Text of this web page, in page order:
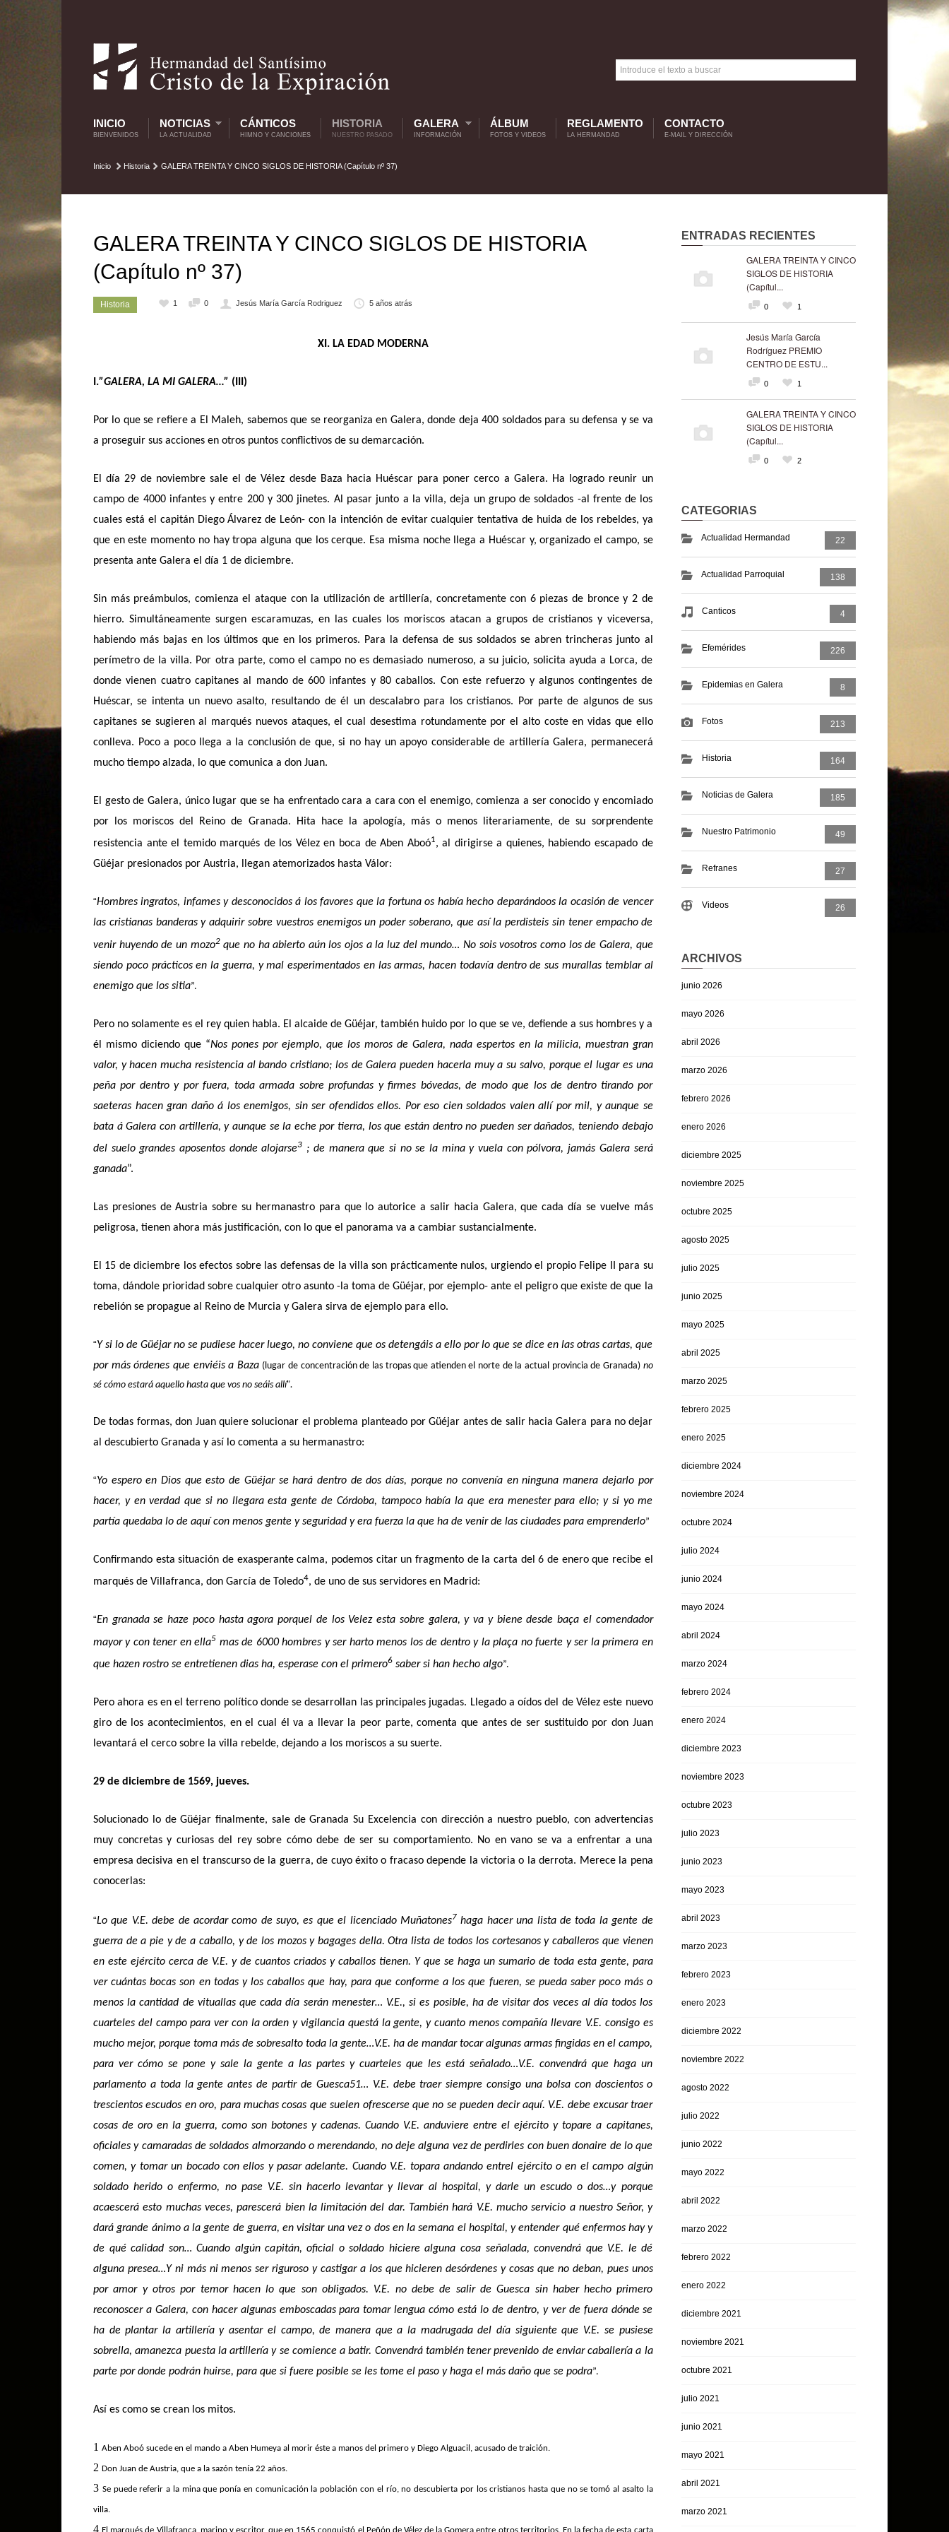
INICIO
BIENVENIDOS
NOTICIAS
LA ACTUALIDAD
CÁNTICOS
HIMNO Y CANCIONES
HISTORIA
NUESTRO PASADO
GALERA
INFORMACIÓN
ÁLBUM
FOTOS Y VIDEOS
REGLAMENTO
LA HERMANDAD
CONTACTO
E-MAIL Y DIRECCIÓN
Inicio Historia GALERA TREINTA Y CINCO SIGLOS DE HISTORIA (Capítulo nº 37)
GALERA TREINTA Y CINCO SIGLOS DE HISTORIA
(Capítulo nº 37)
Historia 1 0 Jesús María García Rodriguez 5 años atrás
XI. LA EDAD MODERNA
I.”GALERA, LA MI GALERA…” (III)
Por lo que se refiere a El Maleh, sabemos que se reorganiza en Galera, donde deja 400 soldados para su defensa y se va
a proseguir sus acciones en otros puntos conflictivos de su demarcación.
El día 29 de noviembre sale el de Vélez desde Baza hacia Huéscar para poner cerco a Galera. Ha logrado reunir un
campo de 4000 infantes y entre 200 y 300 jinetes. Al pasar junto a la villa, deja un grupo de soldados -al frente de los
cuales está el capitán Diego Álvarez de León- con la intención de evitar cualquier tentativa de huida de los rebeldes, ya
que en este momento no hay tropa alguna que los cerque. Esa misma noche llega a Huéscar y, organizado el campo, se
presenta ante Galera el día 1 de diciembre.
Sin más preámbulos, comienza el ataque con la utilización de artillería, concretamente con 6 piezas de bronce y 2 de
hierro. Simultáneamente surgen escaramuzas, en las cuales los moriscos atacan a grupos de cristianos y viceversa,
habiendo más bajas en los últimos que en los primeros. Para la defensa de sus soldados se abren trincheras junto al
perímetro de la villa. Por otra parte, como el campo no es demasiado numeroso, a su juicio, solicita ayuda a Lorca, de
donde vienen cuatro capitanes al mando de 600 infantes y 80 caballos. Con este refuerzo y algunos contingentes de
Huéscar, se intenta un nuevo asalto, resultando de él un descalabro para los cristianos. Por parte de algunos de sus
capitanes se sugieren al marqués nuevos ataques, el cual desestima rotundamente por el alto coste en vidas que ello
conlleva. Poco a poco llega a la conclusión de que, si no hay un apoyo considerable de artillería Galera, permanecerá
mucho tiempo alzada, lo que comunica a don Juan.
El gesto de Galera, único lugar que se ha enfrentado cara a cara con el enemigo, comienza a ser conocido y encomiado
por los moriscos del Reino de Granada. Hita hace la apología, más o menos literariamente, de su sorprendente
resistencia ante el temido marqués de los Vélez en boca de Aben Aboó1, al dirigirse a quienes, habiendo escapado de
Güéjar presionados por Austria, llegan atemorizados hasta Válor:
“Hombres ingratos, infames y desconocidos á los favores que la fortuna os había hecho deparándoos la ocasión de vencer
las cristianas banderas y adquirir sobre vuestros enemigos un poder soberano, que así la perdisteis sin tener empacho de
venir huyendo de un mozo2 que no ha abierto aún los ojos a la luz del mundo… No sois vosotros como los de Galera, que
siendo poco prácticos en la guerra, y mal esperimentados en las armas, hacen todavía dentro de sus murallas temblar al
enemigo que los sitia”.
Pero no solamente es el rey quien habla. El alcaide de Güéjar, también huido por lo que se ve, defiende a sus hombres y a
él mismo diciendo que “Nos pones por ejemplo, que los moros de Galera, nada espertos en la milicia, muestran gran
valor, y hacen mucha resistencia al bando cristiano; los de Galera pueden hacerla muy a su salvo, porque el lugar es una
peña por dentro y por fuera, toda armada sobre profundas y firmes bóvedas, de modo que los de dentro tirando por
saeteras hacen gran daño á los enemigos, sin ser ofendidos ellos. Por eso cien soldados valen allí por mil, y aunque se
bata á Galera con artillería, y aunque se la eche por tierra, los que están dentro no pueden ser dañados, teniendo debajo
del suelo grandes aposentos donde alojarse3 ; de manera que si no se la mina y vuela con pólvora, jamás Galera será
ganada”.
Las presiones de Austria sobre su hermanastro para que lo autorice a salir hacia Galera, que cada día se vuelve más
peligrosa, tienen ahora más justificación, con lo que el panorama va a cambiar sustancialmente.
El 15 de diciembre los efectos sobre las defensas de la villa son prácticamente nulos, urgiendo el propio Felipe II para su
toma, dándole prioridad sobre cualquier otro asunto -la toma de Güéjar, por ejemplo- ante el peligro que existe de que la
rebelión se propague al Reino de Murcia y Galera sirva de ejemplo para ello.
“Y si lo de Güéjar no se pudiese hacer luego, no conviene que os detengáis a ello por lo que se dice en las otras cartas, que
por más órdenes que enviéis a Baza (lugar de concentración de las tropas que atienden el norte de la actual provincia de Granada) no
sé cómo estará aquello hasta que vos no seáis allí”.
De todas formas, don Juan quiere solucionar el problema planteado por Güéjar antes de salir hacia Galera para no dejar
al descubierto Granada y así lo comenta a su hermanastro:
“Yo espero en Dios que esto de Güéjar se hará dentro de dos días, porque no convenía en ninguna manera dejarlo por
hacer, y en verdad que si no llegara esta gente de Córdoba, tampoco había la que era menester para ello; y si yo me
partía quedaba lo de aquí con menos gente y seguridad y era fuerza la que ha de venir de las ciudades para emprenderlo”
Confirmando esta situación de exasperante calma, podemos citar un fragmento de la carta del 6 de enero que recibe el
marqués de Villafranca, don García de Toledo4, de uno de sus servidores en Madrid:
“En granada se haze poco hasta agora porquel de los Velez esta sobre galera, y va y biene desde baça el comendador
mayor y con tener en ella5 mas de 6000 hombres y ser harto menos los de dentro y la plaça no fuerte y ser la primera en
que hazen rostro se entretienen dias ha, esperase con el primero6 saber si han hecho algo”.
Pero ahora es en el terreno político donde se desarrollan las principales jugadas. Llegado a oídos del de Vélez este nuevo
giro de los acontecimientos, en el cual él va a llevar la peor parte, comenta que antes de ser sustituido por don Juan
levantará el cerco sobre la villa rebelde, dejando a los moriscos a su suerte.
29 de diciembre de 1569, jueves.
Solucionado lo de Güéjar finalmente, sale de Granada Su Excelencia con dirección a nuestro pueblo, con advertencias
muy concretas y curiosas del rey sobre cómo debe de ser su comportamiento. No en vano se va a enfrentar a una
empresa decisiva en el transcurso de la guerra, de cuyo éxito o fracaso depende la victoria o la derrota. Merece la pena
conocerlas:
“Lo que V.E. debe de acordar como de suyo, es que el licenciado Muñatones7 haga hacer una lista de toda la gente de
guerra de a pie y de a caballo, y de los mozos y bagages della. Otra lista de todos los cortesanos y caballeros que vienen
en este ejército cerca de V.E. y de cuantos criados y caballos tienen. Y que se haga un sumario de toda esta gente, para
ver cuántas bocas son en todas y los caballos que hay, para que conforme a los que fueren, se pueda saber poco más o
menos la cantidad de vituallas que cada día serán menester… V.E., si es posible, ha de visitar dos veces al día todos los
cuarteles del campo para ver con la orden y vigilancia questá la gente, y cuanto menos compañía llevare V.E. consigo es
mucho mejor, porque toma más de sobresalto toda la gente…V.E. ha de mandar tocar algunas armas fingidas en el campo,
para ver cómo se pone y sale la gente a las partes y cuarteles que les está señalado…V.E. convendrá que haga un
parlamento a toda la gente antes de partir de Guesca51… V.E. debe traer siempre consigo una bolsa con doscientos o
trescientos escudos en oro, para muchas cosas que suelen ofrescerse que no se pueden decir aquí. V.E. debe excusar traer
cosas de oro en la guerra, como son botones y cadenas. Cuando V.E. anduviere entre el ejército y topare a capitanes,
oficiales y camaradas de soldados almorzando o merendando, no deje alguna vez de perdirles con buen donaire de lo que
comen, y tomar un bocado con ellos y pasar adelante. Cuando V.E. topara andando entrel ejército o en el campo algún
soldado herido o enfermo, no pase V.E. sin hacerlo levantar y llevar al hospital, y darle un escudo o dos…y porque
acaescerá esto muchas veces, parescerá bien la limitación del dar. También hará V.E. mucho servicio a nuestro Señor, y
dará grande ánimo a la gente de guerra, en visitar una vez o dos en la semana el hospital, y entender qué enfermos hay y
de qué calidad son… Cuando algún capitán, oficial o soldado hiciere alguna cosa señalada, convendrá que V.E. le dé
alguna presea…Y ni más ni menos ser riguroso y castigar a los que hicieren desórdenes y cosas que no deban, pues unos
por amor y otros por temor hacen lo que son obligados. V.E. no debe de salir de Guesca sin haber hecho primero
reconoscer a Galera, con hacer algunas emboscadas para tomar lengua cómo está lo de dentro, y ver de fuera dónde se
ha de plantar la artillería y asentar el campo, de manera que a la madrugada del día siguiente que V.E. se pusiese
sobrella, amanezca puesta la artillería y se comience a batir. Convendrá también tener prevenido de enviar caballería a la
parte por donde podrán huirse, para que si fuere posible se les tome el paso y haga el más daño que se podra”.
Así es como se crean los mitos.
1 Aben Aboó sucede en el mando a Aben Humeya al morir éste a manos del primero y Diego Alguacil, acusado de traición.
2 Don Juan de Austria, que a la sazón tenía 22 años.
3 Se puede referir a la mina que ponía en comunicación la población con el río, no descubierta por los cristianos hasta que no se tomó al asalto la
villa.
4
ENTRADAS RECIENTES
GALERA TREINTA Y CINCO
SIGLOS DE HISTORIA
(Capítul...
0 1
Jesús María García
Rodríguez PREMIO
CENTRO DE ESTU...
0 1
GALERA TREINTA Y CINCO
SIGLOS DE HISTORIA
(Capítul...
0 2
CATEGORIAS
Actualidad Hermandad 22
Actualidad Parroquial 138
Canticos 4
Efemérides 226
Epidemias en Galera 8
Fotos 213
Historia 164
Noticias de Galera 185
Nuestro Patrimonio 49
Refranes 27
Videos 26
ARCHIVOS
junio 2026
mayo 2026
abril 2026
marzo 2026
febrero 2026
enero 2026
diciembre 2025
noviembre 2025
octubre 2025
agosto 2025
julio 2025
junio 2025
mayo 2025
abril 2025
marzo 2025
febrero 2025
enero 2025
diciembre 2024
noviembre 2024
octubre 2024
julio 2024
junio 2024
mayo 2024
abril 2024
marzo 2024
febrero 2024
enero 2024
diciembre 2023
noviembre 2023
octubre 2023
julio 2023
junio 2023
mayo 2023
abril 2023
marzo 2023
febrero 2023
enero 2023
diciembre 2022
noviembre 2022
agosto 2022
julio 2022
junio 2022
mayo 2022
abril 2022
marzo 2022
febrero 2022
enero 2022
diciembre 2021
noviembre 2021
octubre 2021
julio 2021
junio 2021
mayo 2021
abril 2021
marzo 2021